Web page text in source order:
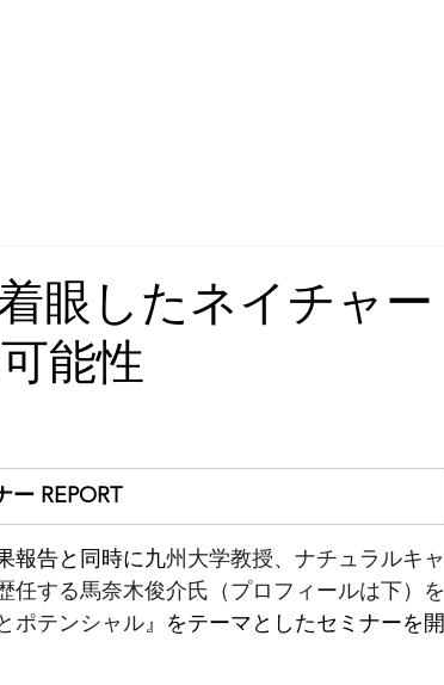
眼したネイチャー
能性
REPORT
報告と同時に九州大学教授、ナチュラルキャ
任する馬奈木俊介氏（プロフィールは下）を
ポテンシャル』をテーマとしたセミナーを開